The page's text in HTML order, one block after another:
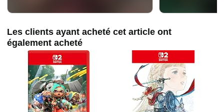
Les clients ayant acheté cet article ont
également acheté